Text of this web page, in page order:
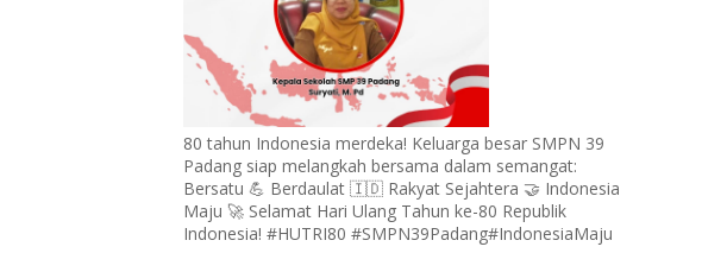
80 tahun Indonesia merdeka! Keluarga besar SMPN 39
Padang siap melangkah bersama dalam semangat:
Bersatu 💪 Berdaulat 🇮🇩 Rakyat Sejahtera 🤝 Indonesia
Maju 🚀 Selamat Hari Ulang Tahun ke-80 Republik
Indonesia! #HUTRI80 #SMPN39Padang#IndonesiaMaju